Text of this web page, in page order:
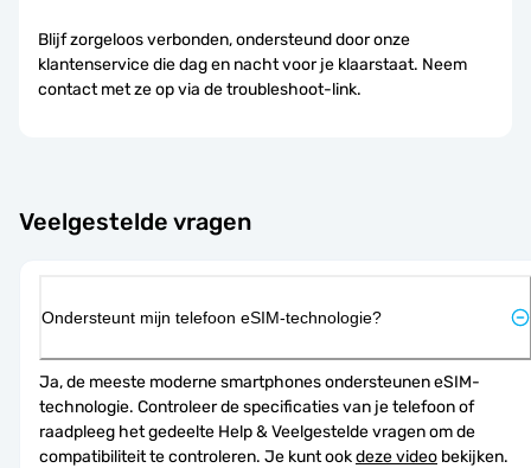
Blijf zorgeloos verbonden, ondersteund door onze
klantenservice die dag en nacht voor je klaarstaat. Neem
contact met ze op via de troubleshoot-link.
Veelgestelde vragen
Ondersteunt mijn telefoon eSIM-technologie?
Ja, de meeste moderne smartphones ondersteunen eSIM-
technologie. Controleer de specificaties van je telefoon of
raadpleeg het gedeelte Help & Veelgestelde vragen om de
compatibiliteit te controleren. Je kunt ook deze video bekijken.